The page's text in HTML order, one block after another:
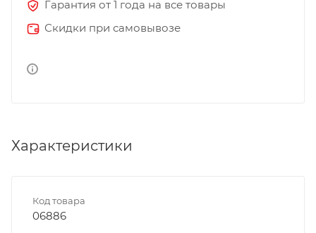
Гарантия от 1 года на все товары
Скидки при самовывозе
Характеристики
Код товара
06886